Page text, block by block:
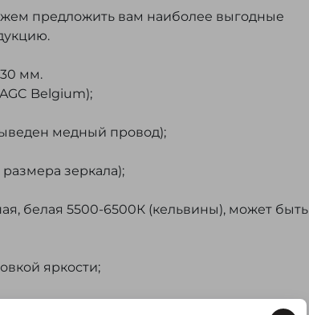
предложить вам наиболее выгодные
мм.
Belgium);
медный провод);
зеркала);
белая 5500-6500К (кельвины), может быть
яркости;